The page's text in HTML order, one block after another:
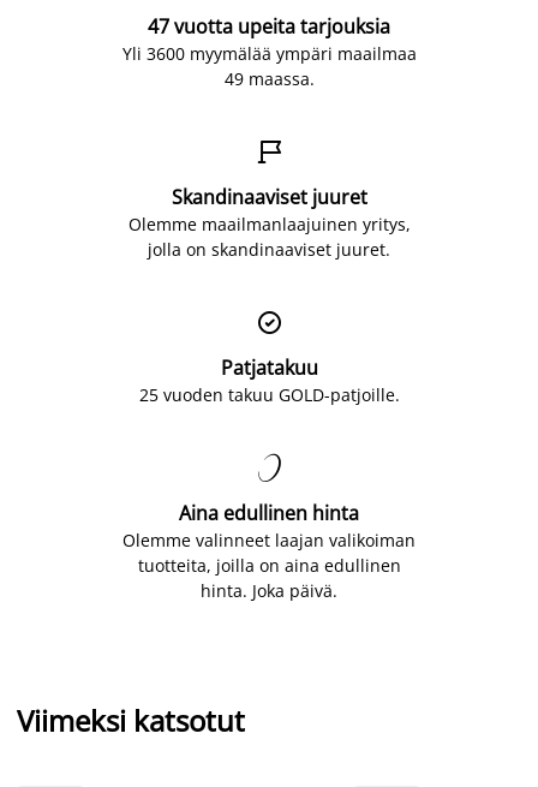
47 vuotta upeita tarjouksia
Yli 3600 myymälää ympäri maailmaa
49 maassa.

Skandinaaviset juuret
Olemme maailmanlaajuinen yritys,
jolla on skandinaaviset juuret.

Patjatakuu
25 vuoden takuu GOLD-patjoille.

Aina edullinen hinta
Olemme valinneet laajan valikoiman
tuotteita, joilla on aina edullinen
hinta. Joka päivä.
Viimeksi katsotut